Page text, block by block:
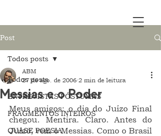
Post
Todos posts
ENTREVISTAS PÓSTUMAS
FRAGMENTOS INTEIROS
QUASE POESIA
Todos posts
Messias e o Poder
ABM
27 de ago. de 2006 2 min de leitura
Meus amigos: o dia do Juízo Final
chegou. Mentira. Claro. Antes do
Juízo, vem o Messias. Como o Brasil